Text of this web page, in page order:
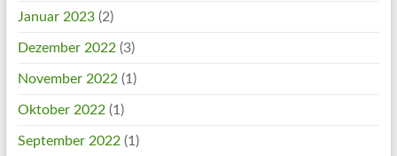
Januar 2023(2)
Dezember 2022(3)
November 2022(1)
Oktober 2022(1)
September 2022(1)